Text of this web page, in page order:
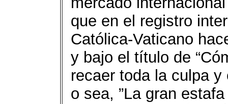
que en el registro
Católica-Vaticano
y bajo el título de
recaer toda la culpa y
o sea, ”La gran